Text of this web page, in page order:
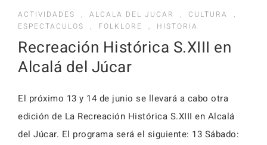
ACTIVIDADES , ALCALA DEL JUCAR , CULTURA
,
ESPECTACULOS
, FOLKLORE , HISTORIA
Recreación Histórica S.XIII en
Alcalá del Júcar
El próximo 13 y 14 de junio se llevará a cabo otra
edición de La Recreación Histórica S.XIII en Alcalá
del Júcar. El programa será el siguiente: 13 Sábado: